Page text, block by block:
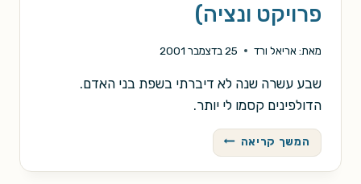
פרויקט ונציה)
מאת: אריאל ורד 25 בדצמבר 2001
שבע עשרה שנה לא דיברתי בשפת בני האדם.
הדולפינים קסמו לי יותר.
המשך קריאה VENICE
A
L'ARIEL